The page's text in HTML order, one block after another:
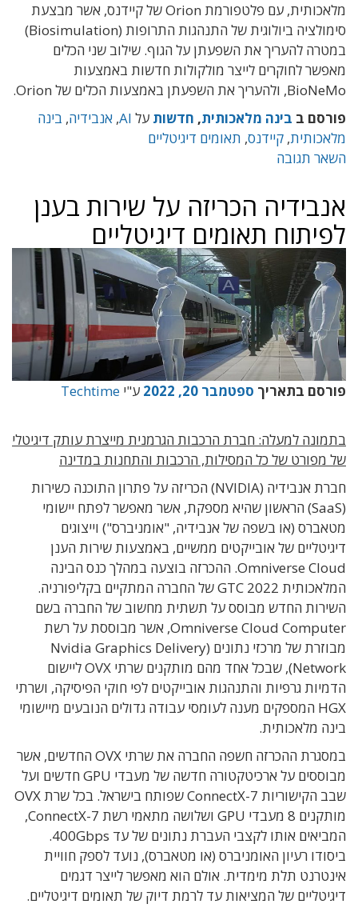
מלאכותית, עם פלטפורמת Orion של קיידנס, אשר מבצעת
סימולציה ביולוגית של התנהגות התרופות (Biosimulation)
במטרה להעריך את השפעתן על הגוף. שילוב שני הכלים
מאפשר לחוקרים לייצר מולקולות חדשות באמצעות
BioNeMo, ולהעריך את השפעתן באמצעות הכלים של Orion.
פורסם ב בינה מלאכותית, חדשות על AI
, אנבידיה, בינה
מלאכותית, קיידנס, תאומים דיגיטליים
השאר תגובה
אנבידיה הכריזה על שירות בענן
לפיתוח תאומים דיגיטליים
פורסם בתאריך ספטמבר 20, 2022 ע"י Techtime
בתמונה למעלה: חברת הרכבות הגרמנית מייצרת עותק דיגיטלי
של מפורט של כל המסילות, הרכבות והתחנות במדינה
חברת אנבידיה (NVIDIA) הכריזה על פתרון התוכנה כשירות
(SaaS) הראשון שהיא מספקת, אשר מאפשר לפתח יישומי
מטאברס (או בשפה של אנבידיה, "אומניברס") וייצוגים
דיגיטליים של אובייקטים ממשיים, באמצעות שירות הענן
Omniverse Cloud. ההכרזה בוצעה במהלך כנס הבינה
המלאכותית GTC 2022 של החברה המתקיים בקליפורניה.
השירות החדש מבוסס על תשתית מחשוב של החברה בשם
Omniverse Cloud Computer, אשר מבוססת על רשת
מבוזרת של מרכזי נתונים (Nvidia Graphics Delivery
Network), שבכל אחד מהם מותקנים שרתי OVX ליישום
הדמיות גרפיות והתנהגות אובייקטים לפי חוקי הפיסיקה, ושרתי
HGX המספקים מענה לעומסי עבודה גדולים הנובעים מיישומי
בינה מלאכותית.
במסגרת ההכרזה חשפה החברה את שרתי OVX החדשים, אשר
מבוססים על ארכיטקטורה חדשה של מעבדי GPU חדשים ועל
שבב הקישוריות ConnectX-7 שפותח בישראל. בכל שרת OVX
מותקנים 8 מעבדי GPU ושלושה מתאמי רשת ConnectX-7,
המביאים אותו לקצבי העברת נתונים של עד 400Gbps.
ביסודו רעיון האומניברס (או מטאברס), נועד לספק חוויית
אינטרנט תלת מימדית. אולם הוא מאפשר לייצר דגמים
דיגיטליים של המציאות עד לרמת דיוק של תאומים דיגיטליים.